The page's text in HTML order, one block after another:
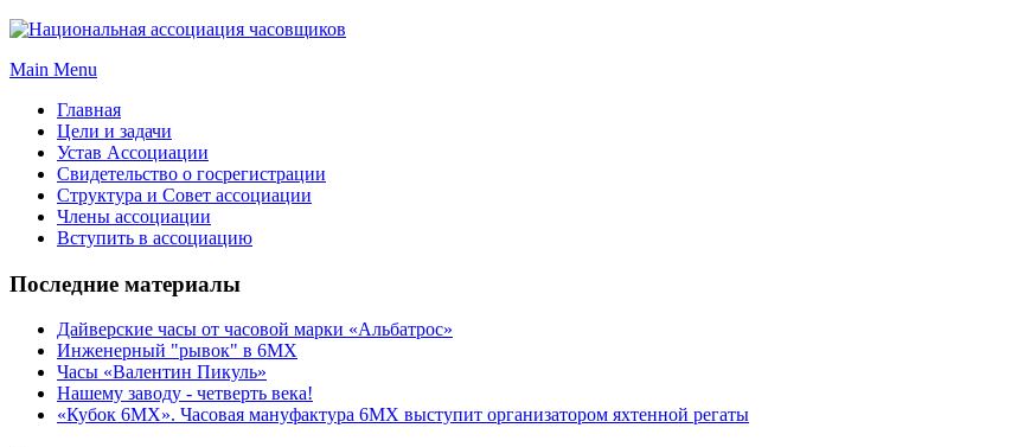
Main Menu
Главная
Цели и задачи
Устав Ассоциации
Свидетельство о госрегистрации
Структура и Совет ассоциации
Члены ассоциации
Вступить в ассоциацию
Последние материалы
Дайверские часы от часовой марки «Альбатрос»
Инженерный "рывок" в 6МХ
Часы «Валентин Пикуль»
Нашему заводу - четверть века!
«Кубок 6МХ». Часовая мануфактура 6МХ выступит организатором яхтенной регаты